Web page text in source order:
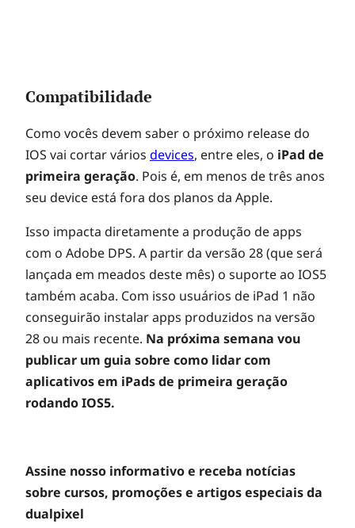
Compatibilidade
Como vocês devem saber o próximo release do
IOS vai cortar vários devices, entre eles, o iPad de
primeira geração. Pois é, em menos de três anos
seu device está fora dos planos da Apple.
Isso impacta diretamente a produção de apps
com o Adobe DPS. A partir da versão 28 (que será
lançada em meados deste mês) o suporte ao IOS5
também acaba. Com isso usuários de iPad 1 não
conseguirão instalar apps produzidos na versão
28 ou mais recente. Na próxima semana vou
publicar um guia sobre como lidar com
aplicativos em iPads de primeira geração
rodando IOS5.
Assine nosso informativo e receba notícias
sobre cursos, promoções e artigos especiais da
dualpixel